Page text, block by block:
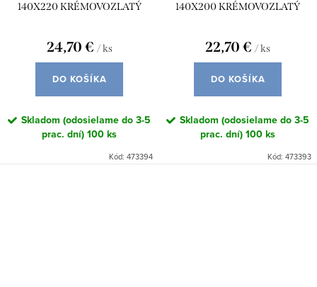
140X220 KRÉMOVOZLATÝ
24,70 € / ks
DO KOŠÍKA
Skladom (odosielame do 3-5
prac. dní)100 ks
Kód: 473394
140X200 KRÉMOVOZLATÝ
22,70 € / ks
DO KOŠÍKA
Skladom (odosielame do 3-5
prac. dní)100 ks
Kód: 473393